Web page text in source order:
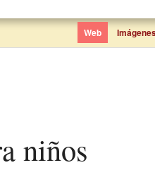
Web
niños